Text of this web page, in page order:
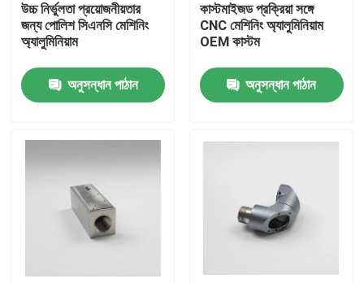
আমাদের সম্পর্কে
কারখানা ভ্রমণ
উদ্ধৃতির জন্য আবেদন
কাস্টম সিএনসি যন্ত্রাংশ
CNC মিলিং যন্ত্রাংশ
উচ্চ নির্ভুলতা প্রয়োজনীয়তার
জন্য পোলিশ সিএনসি মেশিনিং
অ্যালুমিনিয়াম
অনুসন্ধান পাঠান
কাস্টমাইজড প্রক্রিয়া সঙ্গে
CNC মেশিনিং অ্যালুমিনিয়াম
OEM কাস্টম
অনুসন্ধান পাঠান